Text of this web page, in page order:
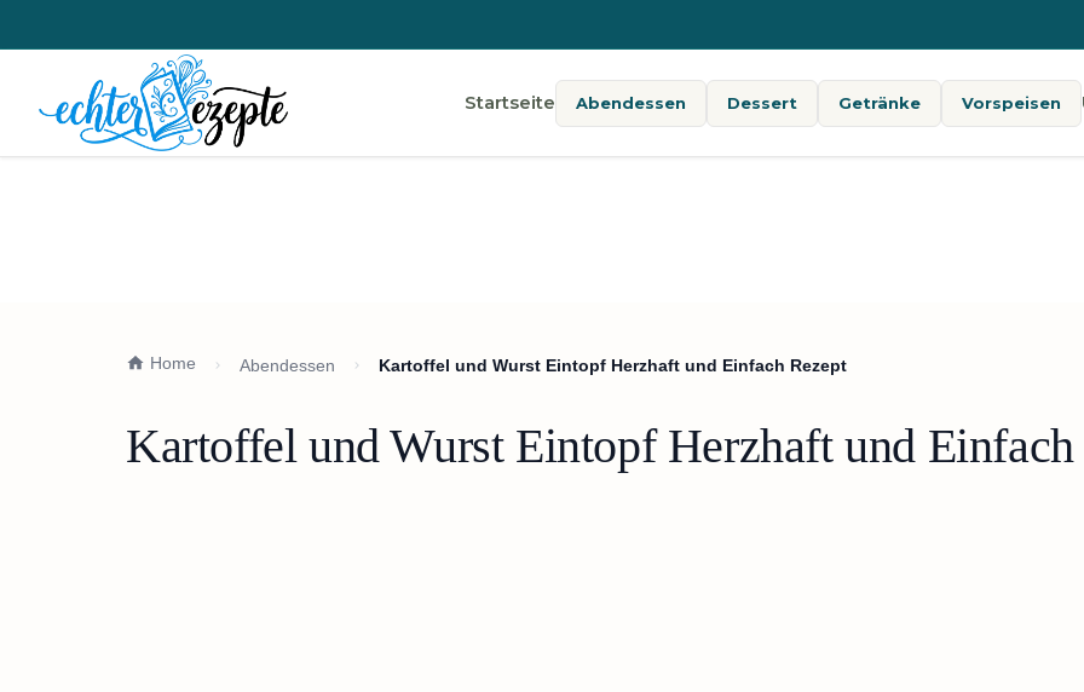
Startseite Abendessen Dessert Getränke Vorspeisen
Home Abendessen Kartoffel und Wurst Eintopf Herzhaft und Einfach Rezept
Kartoffel und Wurst Eintopf Herzhaft und Einfach